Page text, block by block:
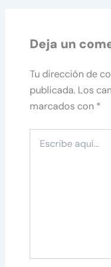
Deja un
Tu dirección de
publicada. Los
marcados con *
aquí...